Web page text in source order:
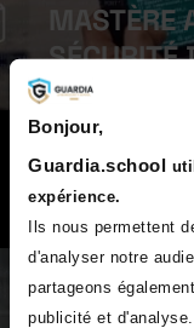
Bonjour,
Guardia.school
expérience.
Ils nous permettent
d'analyser notre
partageons
publicité et d'analyse..
MASTÈRE
SÉCURITÉ
CONNECTÉS
EN SAVOIR +